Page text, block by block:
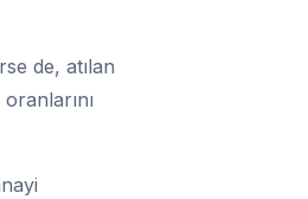
de, atılan